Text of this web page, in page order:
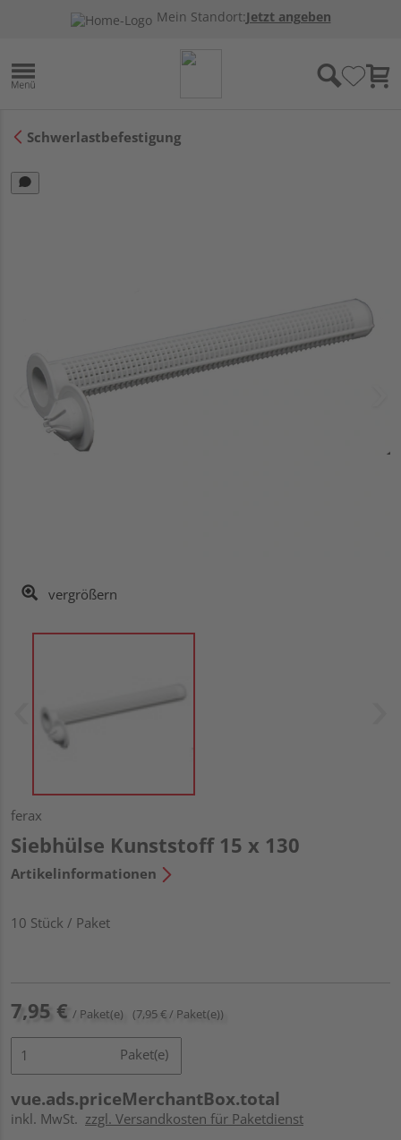
Mein Standort:Jetzt angeben
Schwerlastbefestigung
vergrößern
ferax
Siebhülse Kunststoff 15 x 130
Artikelinformationen
10 Stück / Paket
7,95 € / Paket(e) (7,95 € / Paket(e))
Paket(e)
vue.ads.priceMerchantBox.total
inkl. MwSt. zzgl. Versandkosten für Paketdienst